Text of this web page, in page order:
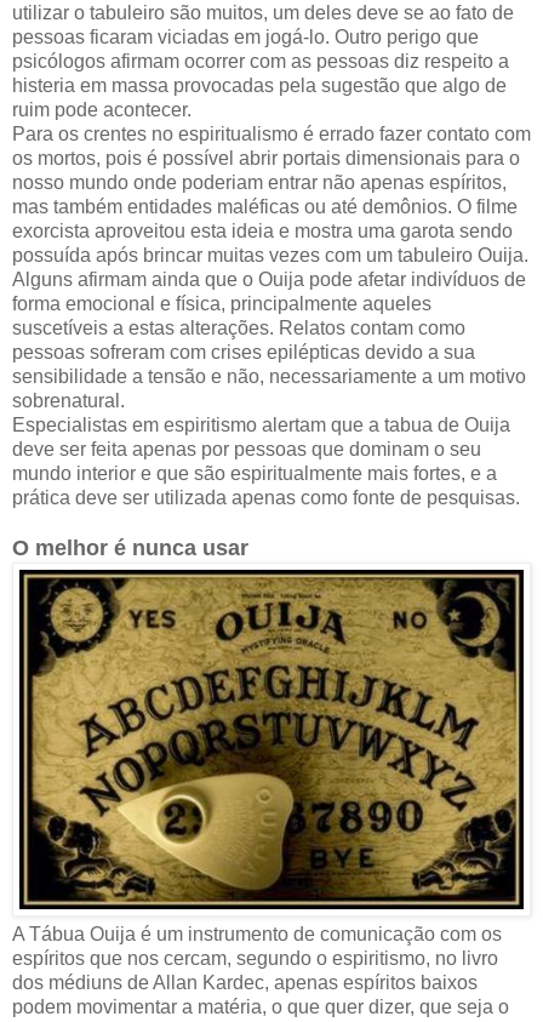
utilizar o tabuleiro são muitos, um deles deve se ao fato de
pessoas ficaram viciadas em jogá-lo. Outro perigo que
psicólogos afirmam ocorrer com as pessoas diz respeito a
histeria em massa provocadas pela sugestão que algo de
ruim pode acontecer.
Para os crentes no espiritualismo é errado fazer contato com
os mortos, pois é possível abrir portais dimensionais para o
nosso mundo onde poderiam entrar não apenas espíritos,
mas também entidades maléficas ou até demônios. O filme
exorcista aproveitou esta ideia e mostra uma garota sendo
possuída após brincar muitas vezes com um tabuleiro Ouija.
Alguns afirmam ainda que o Ouija pode afetar indivíduos de
forma emocional e física, principalmente aqueles
suscetíveis a estas alterações. Relatos contam como
pessoas sofreram com crises epilépticas devido a sua
sensibilidade a tensão e não, necessariamente a um motivo
sobrenatural.
Especialistas em espiritismo alertam que a tabua de Ouija
deve ser feita apenas por pessoas que dominam o seu
mundo interior e que são espiritualmente mais fortes, e a
prática deve ser utilizada apenas como fonte de pesquisas.
O melhor é nunca usar
A Tábua Ouija é um instrumento de comunicação com os
espíritos que nos cercam, segundo o espiritismo, no livro
dos médiuns de Allan Kardec, apenas espíritos baixos
podem movimentar a matéria, o que quer dizer, que seja o